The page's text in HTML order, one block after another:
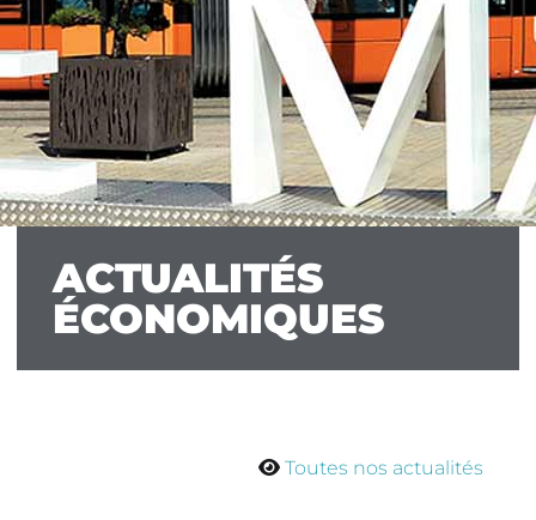
ACTUALITÉS
ÉCONOMIQUES
Toutes nos actualités